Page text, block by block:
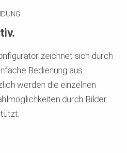
zeichnet sich durch
Bedienung aus.
werden die einzelnen
durch Bilder